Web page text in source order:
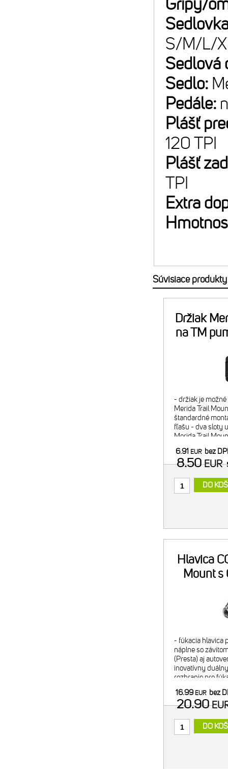
Gripy/
S/M/L/
Sedlová
Sedlo:
Pedále:
Plášť
120 TPI
Plášť
TPI
Extra
Súvisiace produkty
Držiak
na TM
- držiak je
Merida Trail
štandardné
fľašu - dva sloty
Merida Trail
minipumpy) -
6.91 EUR bez
8.50EUR
DO
Hlavica
Mount s
- fúkacia hlavica
náplne so
(Presta) aj
inovatívny
rozhranie pre
- regulácia f
16.99EUR bez
20.90
DO